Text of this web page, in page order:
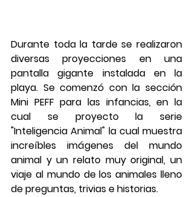
Durante toda la tarde se realizaron
diversas proyecciones en una
pantalla gigante instalada en la
playa. Se comenzó con la sección
Mini PEFF para las infancias, en la
cual se proyecto la serie
"Inteligencia Animal" la cual muestra
increíbles imágenes del mundo
animal y un relato muy original, un
viaje al mundo de los animales lleno
de preguntas, trivias e historias.